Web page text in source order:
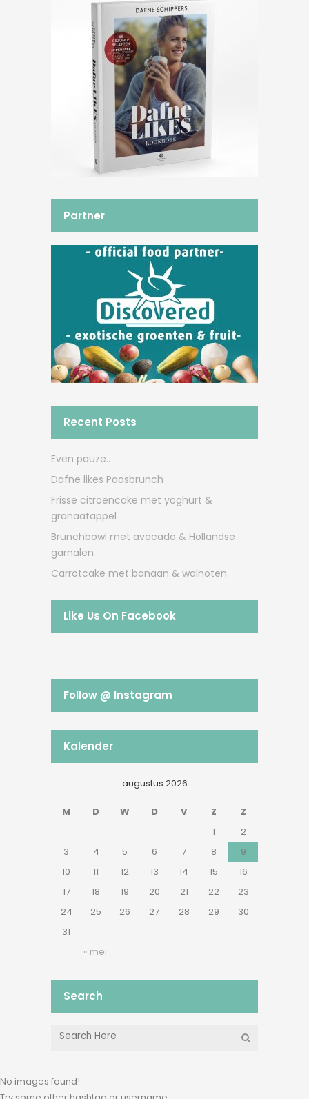
Partner
Recent Posts
Even pauze..
Dafne likes Paasbrunch
Frisse citroencake met yoghurt &
granaatappel
Brunchbowl met avocado & Hollandse
garnalen
Carrotcake met banaan & walnoten
Like Us On Facebook
Follow @ Instagram
Kalender
augustus 2026
M D W D V Z Z
« mei
1
2
3
4 5 6 7 8
9
10
11 12 13 14 15
16
17
18 19 20 21 22
23
24
25 26 27 28 29
30
31
Search
No images found!